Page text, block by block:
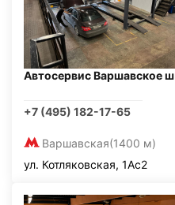
Автосервис Варшавское ш
+7 (495) 182-17-65
Варшавская(1400 м)
ул. Котляковская, 1Ас2